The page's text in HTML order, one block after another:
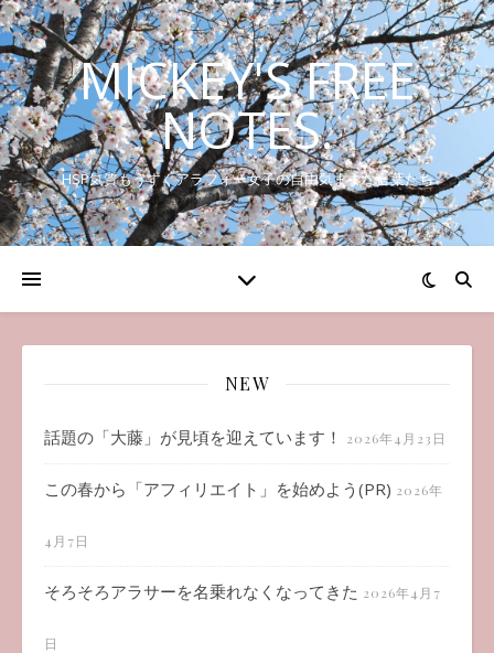
MICKEY'S FREE
NOTES.
HSP気質もうすぐアラフォー女子の自由気ままな言葉たち
NEW
話題の「大藤」が見頃を迎えています！ 2026年4月23日
この春から「アフィリエイト」を始めよう(PR) 2026年
4月7日
そろそろアラサーを名乗れなくなってきた 2026年4月7
日